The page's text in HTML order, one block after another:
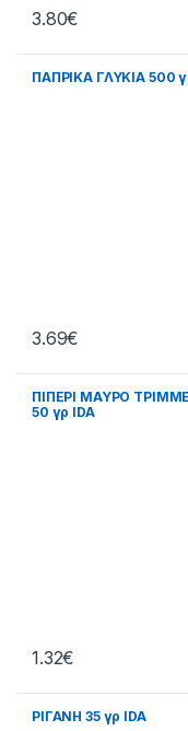
3.80€
ΠΑΠΡΙΚΑ ΓΛΥΚΙΑ 500
3.69€
ΠΙΠΕΡΙ ΜΑΥΡΟ
50 γρ IDA
1.32€
ΡΙΓΑΝΗ 35 γρ IDA